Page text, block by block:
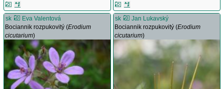
sk
Eva Valentová
Bociannik rozpukovitý (Erodium
cicutarium)
sk
Jan Lukavský
Bociannik rozpukovitý (Erodium
cicutarium)